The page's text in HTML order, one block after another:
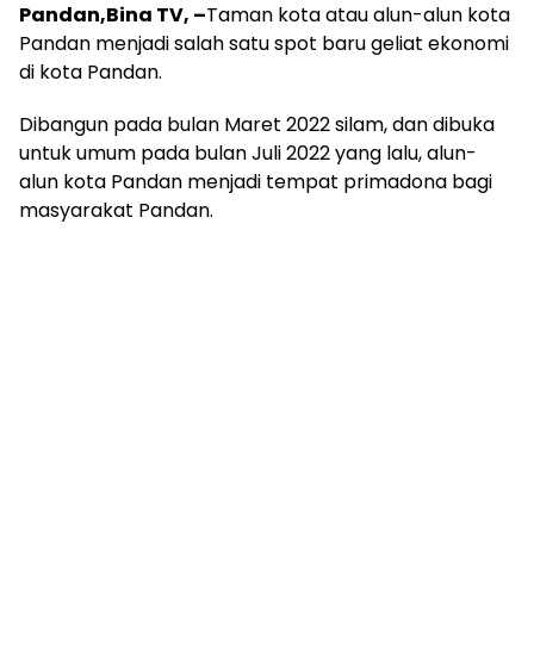
Pandan,Bina TV, –Taman kota atau alun-alun kota
Pandan menjadi salah satu spot baru geliat ekonomi
di kota Pandan.
Dibangun pada bulan Maret 2022 silam, dan dibuka
untuk umum pada bulan Juli 2022 yang lalu, alun-
alun kota Pandan menjadi tempat primadona bagi
masyarakat Pandan.